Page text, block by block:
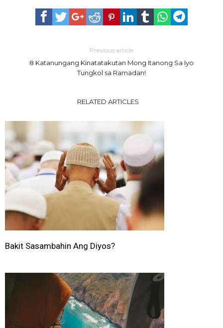
Previous article
8 Katanungang Kinatatakutan Mong Itanong Sa Iyo
Tungkol sa Ramadan!
RELATED ARTICLES
Bakit Sasambahin Ang Diyos?